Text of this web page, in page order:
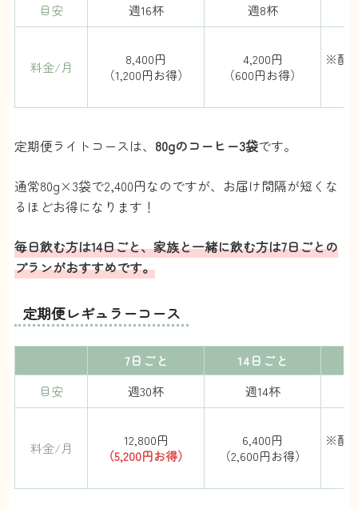
目安
週16杯 週8杯
料金/月
8,400円
（1,200円お得）
4,200円
（600円お得）
※配
定期便ライトコースは、 80gのコーヒー3袋です。
通常80g×3袋で2,400円なのですが、お届け間隔が短くな
るほどお得になります！
毎日飲む方は14日ごと、家族と一緒に飲む方は7日ごとの
プランがおすすめです。
定期便レギュラーコース
7日ごと 14日ごと
目安
週30杯 週14杯
料金/月
12,800円
（5,200円お得）
6,400円
（2,600円お得）
※配